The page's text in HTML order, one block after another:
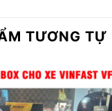
TƯƠNG TỰ